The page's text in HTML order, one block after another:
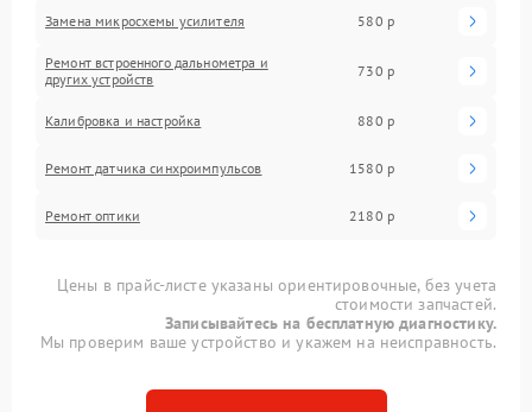
Замена микросхемы усилителя 580 р
Ремонт встроенного дальнометра и
других устройств
730 р
Калибровка и настройка 880 р
Ремонт датчика синхроимпульсов 1580 р
Ремонт оптики 2180 р
Цены в прайс-листе указаны ориентировочные, без учета
стоимости запчастей.
Записывайтесь на бесплатную диагностику.
Мы проверим ваше устройство и укажем на неисправность.